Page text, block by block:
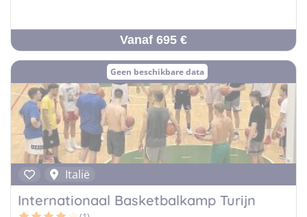
Vanaf 695 €
Geen beschikbare data
Italië
Internationaal Basketbalkamp Turijn